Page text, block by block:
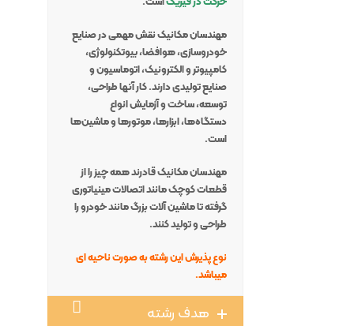
مهندسان مکانیک نقش مهمی در صنایع
خودروسازی، هوافضا، بیوتکنولوژی،
کامپیوتر و الکترونیک، اتوماسیون و
صنایع تولیدی دارند. کار آنها طراحی،
توسعه، ساخت و آزمایش انواع
دستگاه‌ها، ابزارها، موتورها و ماشین‌ها
است.
مهندسان مکانیک قادرند همه چیز را از
قطعات کوچک مانند اتصالات مینیاتوری
گرفته تا ماشین آلات بزرگ مانند خودرو را
طراحی و تولید کنند.
نوع پذیرش این رشته به صورت ناحیه ای
میباشد.
هدف رشته